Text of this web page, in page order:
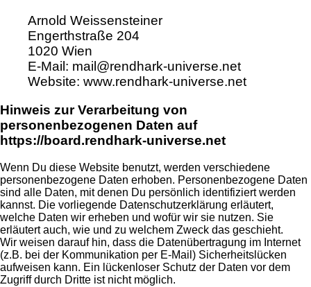
Arnold Weissensteiner
Engerthstraße 204
1020 Wien
E-Mail: mail@rendhark-universe.net
Website: www.rendhark-universe.net
Hinweis zur Verarbeitung von
personenbezogenen Daten auf
https://board.rendhark-universe.net
Wenn Du diese Website benutzt, werden verschiedene
personenbezogene Daten erhoben. Personenbezogene Daten
sind alle Daten, mit denen Du persönlich identifiziert werden
kannst. Die vorliegende Datenschutzerklärung erläutert,
welche Daten wir erheben und wofür wir sie nutzen. Sie
erläutert auch, wie und zu welchem Zweck das geschieht.
Wir weisen darauf hin, dass die Datenübertragung im Internet
(z.B. bei der Kommunikation per E-Mail) Sicherheitslücken
aufweisen kann. Ein lückenloser Schutz der Daten vor dem
Zugriff durch Dritte ist nicht möglich.